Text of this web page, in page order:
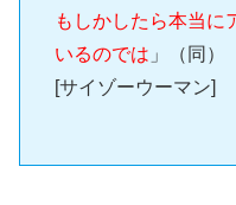
もしかしたら本当に
いるのでは 」（同）
[サイゾーウーマン]